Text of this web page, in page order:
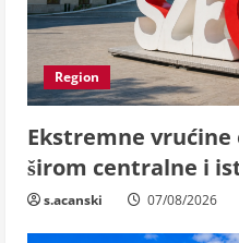
Region
Ekstremne
širom centralne i
s.acanski 07/08/2026